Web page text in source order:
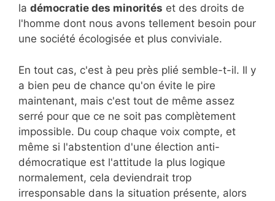
la démocratie des minorités et des droits de
l'homme dont nous avons tellement besoin pour
une société écologisée et plus conviviale.
En tout cas, c'est à peu près plié semble-t-il. Il y
a bien peu de chance qu'on évite le pire
maintenant, mais c'est tout de même assez
serré pour que ce ne soit pas complètement
impossible. Du coup chaque voix compte, et
même si l'abstention d'une élection anti-
démocratique est l'attitude la plus logique
normalement, cela deviendrait trop
irresponsable dans la situation présente, alors